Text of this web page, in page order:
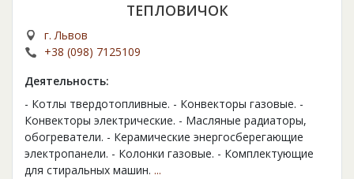
ТЕПЛОВИЧОК
г. Львов
+38 (098) 7125109
Деятельность:
- Котлы твердотопливные. - Конвекторы газовые. -
Конвекторы электрические. - Масляные радиаторы,
обогреватели. - Керамические энергосберегающие
электропанели. - Колонки газовые. - Комплектующие
для стиральных машин. ...